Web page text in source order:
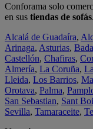
Conforama solo
en sus tiendas de sofás.
Alcalá de Guadaíra,
Arinaga, Asturias,
Castellón, Chafiras,
Almería, La Coruña,
Lleida, Los Barrios,
Orotava, Palma,
San Sebastian, Sant Boi
Sevilla, Tamaraceite,